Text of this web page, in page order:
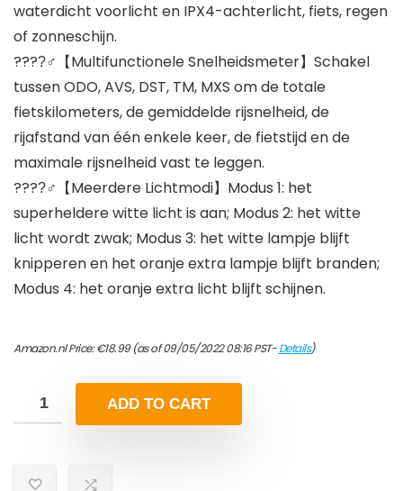
waterdicht voorlicht en IPX4-achterlicht, fiets, regen
of zonneschijn.
????‍♂【Multifunctionele Snelheidsmeter】Schakel
tussen ODO, AVS, DST, TM, MXS om de totale
fietskilometers, de gemiddelde rijsnelheid, de
rijafstand van één enkele keer, de fietstijd en de
maximale rijsnelheid vast te leggen.
????‍♂【Meerdere Lichtmodi】Modus 1: het
superheldere witte licht is aan; Modus 2: het witte
licht wordt zwak; Modus 3: het witte lampje blijft
knipperen en het oranje extra lampje blijft branden;
Modus 4: het oranje extra licht blijft schijnen.
Amazon.nl Price:€18.99(as of 09/05/2022 08:16 PST-Details)
ADD TO CART